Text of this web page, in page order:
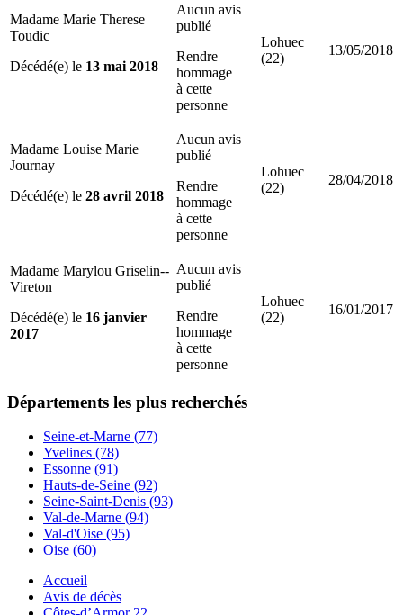
Madame Marie Therese
Toudic
Décédé(e) le 13 mai 2018
Aucun avis
publié
Rendre
hommage
à cette
personne
Lohuec
(22)
13/05/2018
Madame Louise Marie
Journay
Décédé(e) le 28 avril 2018
Aucun avis
publié
Rendre
hommage
à cette
personne
Lohuec
(22)
28/04/2018
Madame Marylou Griselin--
Vireton
Décédé(e) le 16 janvier
2017
Aucun avis
publié
Rendre
hommage
à cette
personne
Lohuec
(22)
16/01/2017
Départements les plus recherchés
Seine-et-Marne (77)
Yvelines (78)
Essonne (91)
Hauts-de-Seine (92)
Seine-Saint-Denis (93)
Val-de-Marne (94)
Val-d'Oise (95)
Oise (60)
Accueil
Avis de décès